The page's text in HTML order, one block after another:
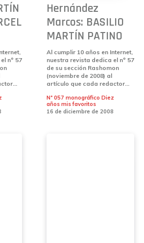
nº 57
Hernández
Marcos: BASILIO
MARTÍN PATINO
Al cumplir 10 años en Internet,
nuestra revista dedica el nº 57
de su sección Rashomon
(noviembre de 2008) al
artículo que cada redactor...
Nº 057 monográfico Diez
años mis favoritos
16 de diciembre de 2008